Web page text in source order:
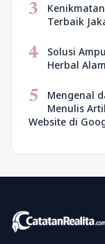
3
Terbaik
4
Solusi
Herbal
5
Mengenal
Menulis
Website di